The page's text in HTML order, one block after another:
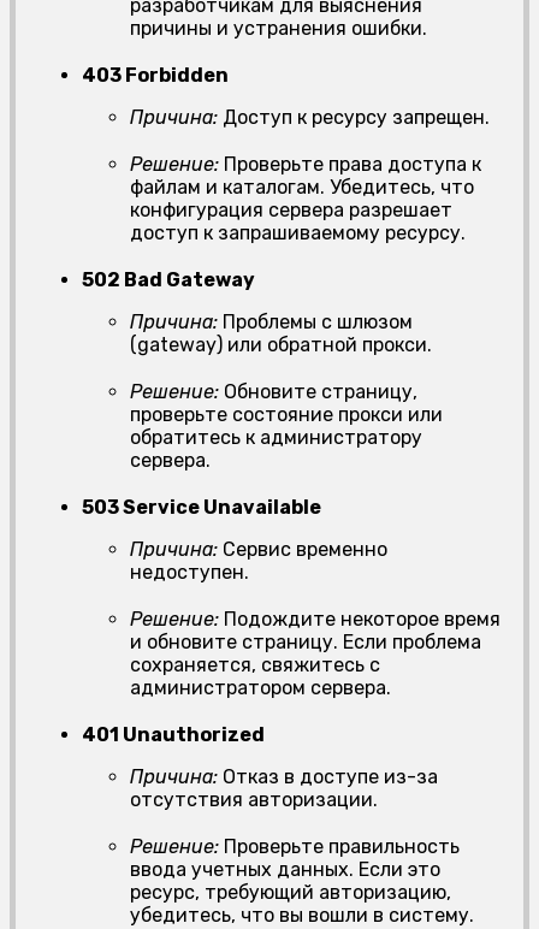
разработчикам для выяснения
причины и устранения ошибки.
403 Forbidden
Причина: Доступ к ресурсу запрещен.
Решение: Проверьте права доступа к
файлам и каталогам. Убедитесь, что
конфигурация сервера разрешает
доступ к запрашиваемому ресурсу.
502 Bad Gateway
Причина: Проблемы с шлюзом
(gateway) или обратной прокси.
Решение: Обновите страницу,
проверьте состояние прокси или
обратитесь к администратору
сервера.
503 Service Unavailable
Причина: Сервис временно
недоступен.
Решение: Подождите некоторое время
и обновите страницу. Если проблема
сохраняется, свяжитесь с
администратором сервера.
401 Unauthorized
Причина: Отказ в доступе из-за
отсутствия авторизации.
Решение: Проверьте правильность
ввода учетных данных. Если это
ресурс, требующий авторизацию,
убедитесь, что вы вошли в систему.